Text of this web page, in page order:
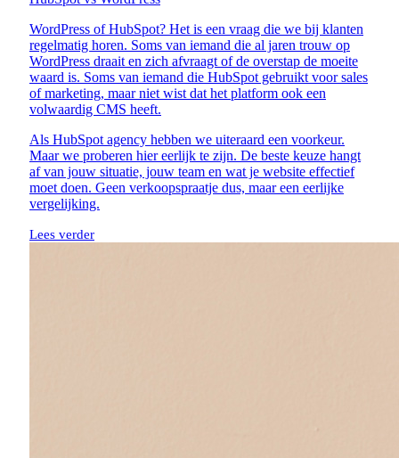
WordPress of HubSpot? Het is een vraag die we bij klanten
regelmatig horen. Soms van iemand die al jaren trouw op
WordPress draait en zich afvraagt of de overstap de moeite
waard is. Soms van iemand die HubSpot gebruikt voor sales
of marketing, maar niet wist dat het platform ook een
volwaardig CMS heeft.
Als HubSpot agency hebben we uiteraard een voorkeur.
Maar we proberen hier eerlijk te zijn. De beste keuze hangt
af van jouw situatie, jouw team en wat je website effectief
moet doen. Geen verkoopspraatje dus, maar een eerlijke
vergelijking.
Lees verder